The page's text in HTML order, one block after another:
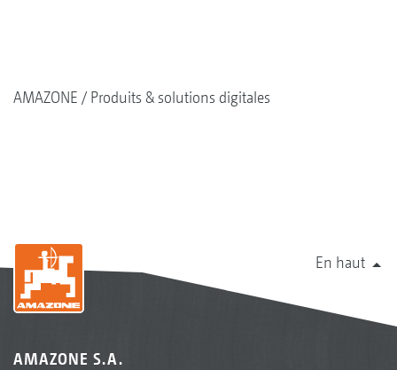
AMAZONE Produits & solutions digitales
En haut
AMAZONE S.A.